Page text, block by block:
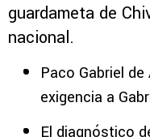
guardameta de
nacional.
Paco Gabriel
exigencia a
El diagnóstico